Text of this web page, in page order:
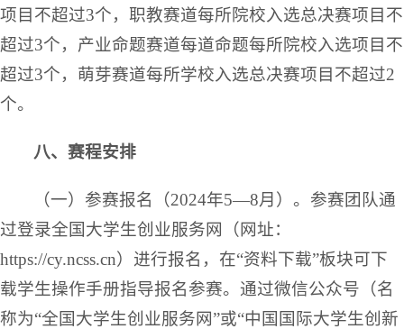
项目不超过3个，职教赛道每所院校入选总决赛项目不
超过3个，产业命题赛道每道命题每所院校入选项目不
超过3个，萌芽赛道每所学校入选总决赛项目不超过2
个。
八、赛程安排
（一）参赛报名（2024年5—8月）。参赛团队通
过登录全国大学生创业服务网（网址：
https://cy.ncss.cn）进行报名，在“资料下载”板块可下
载学生操作手册指导报名参赛。通过微信公众号（名
称为“全国大学生创业服务网”或“中国国际大学生创新